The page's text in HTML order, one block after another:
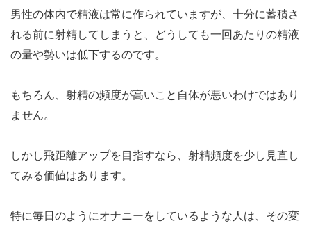
男性の体内で精液は常に作られていますが、十分に蓄積さ
れる前に射精してしまうと、どうしても一回あたりの精液
の量や勢いは低下するのです。
もちろん、射精の頻度が高いこと自体が悪いわけではあり
ません。
しかし飛距離アップを目指すなら、射精頻度を少し見直し
てみる価値はあります。
特に毎日のようにオナニーをしているような人は、その変